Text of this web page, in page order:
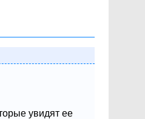
увидят ее